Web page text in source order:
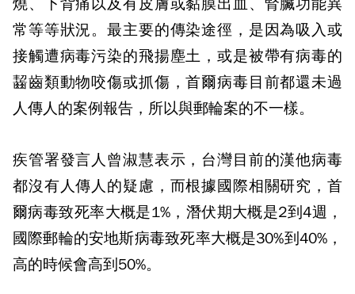
燒、下背痛以及有皮膚或黏膜出血、腎臟功能異
常等等狀況。最主要的傳染途徑，是因為吸入或
接觸遭病毒污染的飛揚塵土，或是被帶有病毒的
齧齒類動物咬傷或抓傷，首爾病毒目前都還未過
人傳人的案例報告，所以與郵輪案的不一樣。
疾管署發言人曾淑慧表示，台灣目前的漢他病毒
都沒有人傳人的疑慮，而根據國際相關研究，首
爾病毒致死率大概是1%，潛伏期大概是2到4週，
國際郵輪的安地斯病毒致死率大概是30%到40%，
高的時候會高到50%。